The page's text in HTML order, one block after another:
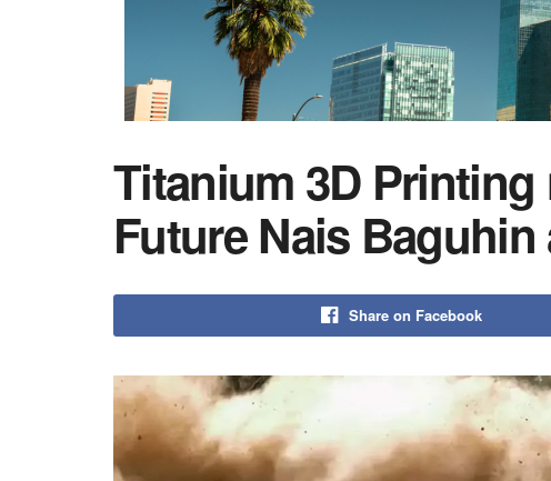
Titanium 3D
Future Nais
Share on Facebook